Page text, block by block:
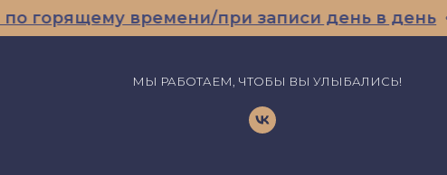
времени/при записи день в день
МЫ РАБОТАЕМ, ЧТОБЫ ВЫ УЛЫБАЛИСЬ!